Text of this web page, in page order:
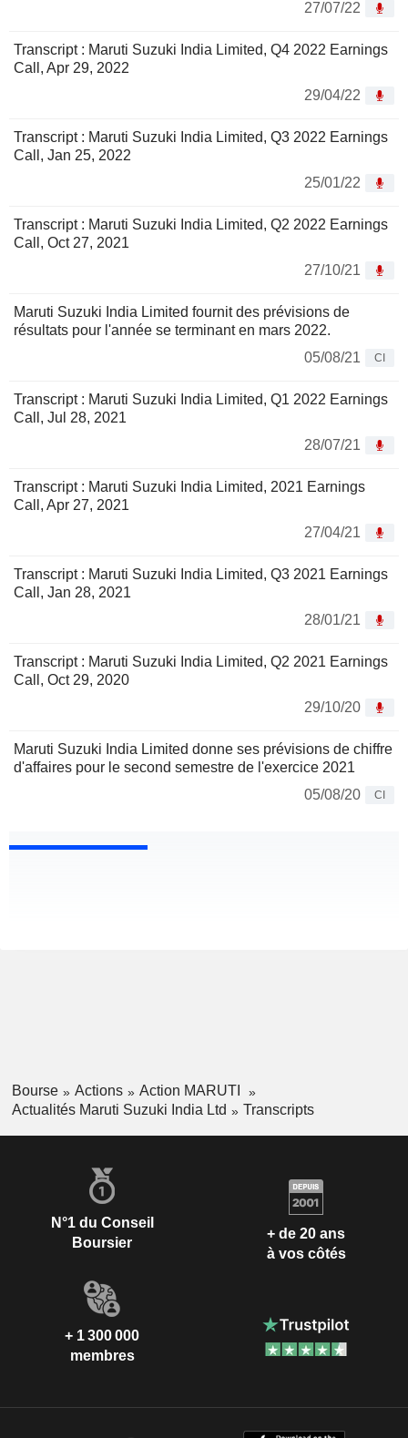
27/07/22
Transcript : Maruti Suzuki India Limited, Q4 2022 Earnings
Call, Apr 29, 2022
29/04/22
Transcript : Maruti Suzuki India Limited, Q3 2022 Earnings
Call, Jan 25, 2022
25/01/22
Transcript : Maruti Suzuki India Limited, Q2 2022 Earnings
Call, Oct 27, 2021
27/10/21
Maruti Suzuki India Limited fournit des prévisions de
résultats pour l'année se terminant en mars 2022.
05/08/21
CI
Transcript : Maruti Suzuki India Limited, Q1 2022 Earnings
Call, Jul 28, 2021
28/07/21
Transcript : Maruti Suzuki India Limited, 2021 Earnings
Call, Apr 27, 2021
27/04/21
Transcript : Maruti Suzuki India Limited, Q3 2021 Earnings
Call, Jan 28, 2021
28/01/21
Transcript : Maruti Suzuki India Limited, Q2 2021 Earnings
Call, Oct 29, 2020
29/10/20
Maruti Suzuki India Limited donne ses prévisions de chiffre
d'affaires pour le second semestre de l'exercice 2021
05/08/20
CI
Bourse Actions
Action MARUTI
Actualités Maruti Suzuki India Ltd
Transcripts
N°1 du Conseil
Boursier
+ de 20 ans
à vos côtés
+ 1 300 000
membres